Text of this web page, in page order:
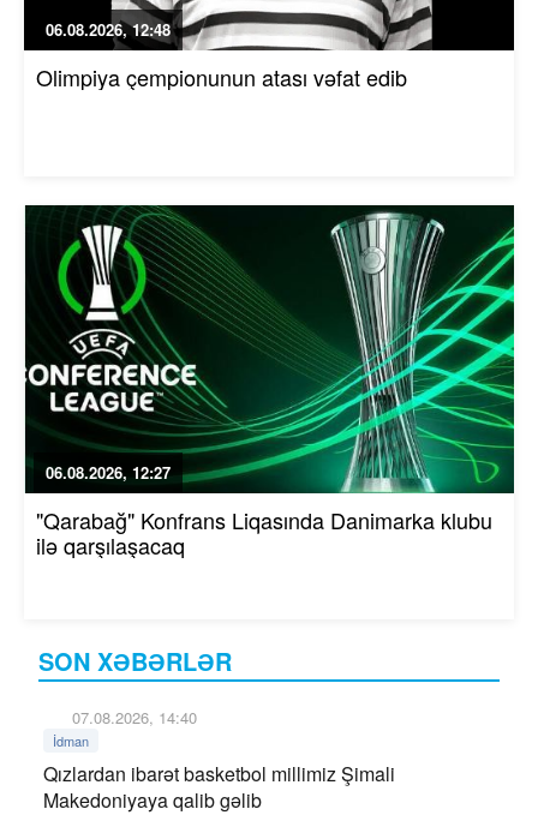
SON XƏBƏRLƏR
07.08.2026, 14:40
İdman
Qızlardan ibarət basketbol millimiz Şimali
Makedoniyaya qalib gəlib
06.08.2026, 12:48
Olimpiya çempionunun atası vəfat edib
06.08.2026, 12:27
"Qarabağ" Konfrans Liqasında Danimarka klubu
ilə qarşılaşacaq